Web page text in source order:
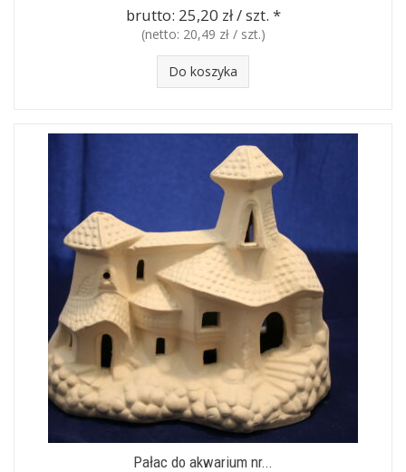
brutto: 25,20 zł / szt. *
(netto: 20,49 zł / szt.)
Do koszyka
Pałac do akwarium nr...